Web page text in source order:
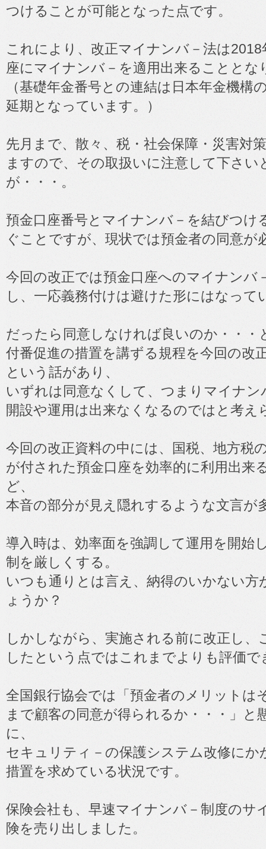
つけることが可能となった点です。
これにより、改正マイナンバ－法は
座にマイナンバ－を適用出来ることとな
（基礎年金番号との連結は日本年金機構
延期となっています。）
先月まで、散々、税・社会保障・災害対
ますので、その取扱いに注意して下さい
が・・・。
預金口座番号とマイナンバ－を結びつけ
ぐことですが、現状では預金者の同意が
今回の改正では預金口座へのマイナンバ
し、一応義務付けは避けた形にはなって
だったら同意しなければ良いのか・・・
付番促進の措置を講ずる規程を今回の改
という話があり、
いずれは同意なくして、つまりマイナ
開設や運用は出来なくなるのではと考え
今回の改正資料の中には、国税、地方税
が付された預金口座を効率的に利用出来
ど、
本音の部分が見え隠れするような文言が
導入時は、効率面を強調して運用を開始
制を厳しくする。
いつも通りとは言え、納得のいかない
ょうか？
しかしながら、実施される前に改正し
したという点ではこれまでよりも評価
全国銀行協会では「預金者のメリットは
まで顧客の同意が得られるか・・・」と
に、
セキュリティ－の保護システム改修にか
措置を求めている状況です。
保険会社も、早速マイナンバ－制度のサ
険を売り出しました。